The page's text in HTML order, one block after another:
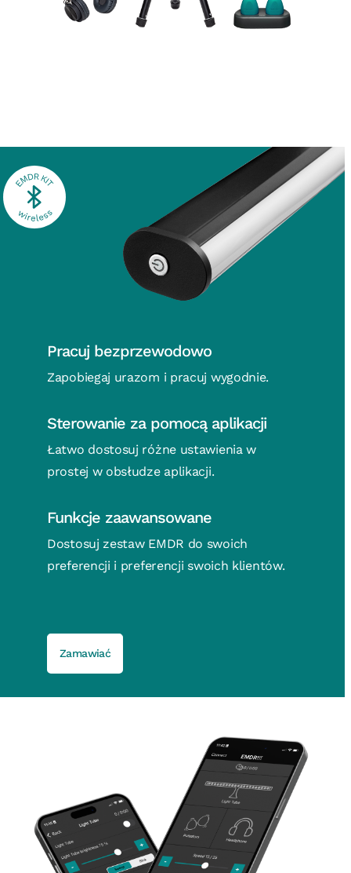
Pracuj bezprzewodowo
Zapobiegaj urazom i pracuj wygodnie.
Sterowanie za pomocą aplikacji
Łatwo dostosuj różne ustawienia w
prostej w obsłudze aplikacji.
Funkcje zaawansowane
Dostosuj zestaw EMDR do swoich
preferencji i preferencji swoich klientów.
Zamawiać